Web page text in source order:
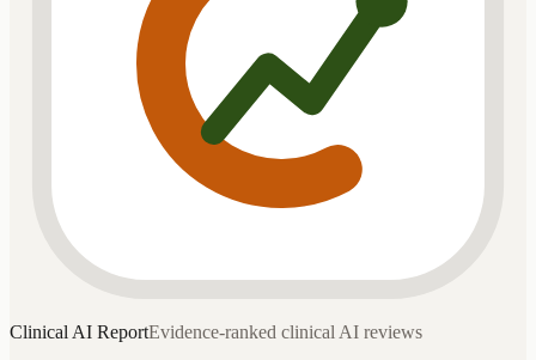
Clinical AI ReportEvidence-ranked clinical AI reviews